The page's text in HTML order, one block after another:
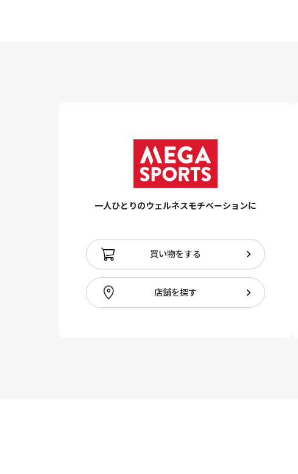
一人ひとりのウェルネスモチベーションに
買い物をする
店舗を探す